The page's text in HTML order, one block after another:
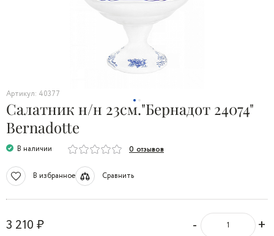
Артикул: 40377
Салатник н/н 23см."Бернадот 24074"
Bernadotte
В наличии 0 отзывов
В избранное Сравнить
3 210 ₽ - +